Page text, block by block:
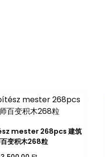
mester 268pcs 建筑
变积木268粒